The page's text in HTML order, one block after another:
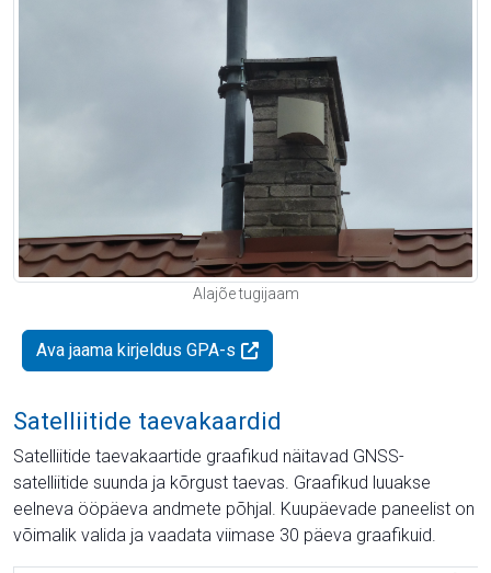
Alajõe tugijaam
Ava jaama kirjeldus GPA-s
Satelliitide taevakaardid
Satelliitide taevakaartide graafikud näitavad GNSS-
satelliitide suunda ja kõrgust taevas. Graafikud luuakse
eelneva ööpäeva andmete põhjal. Kuupäevade paneelist on
võimalik valida ja vaadata viimase 30 päeva graafikuid.